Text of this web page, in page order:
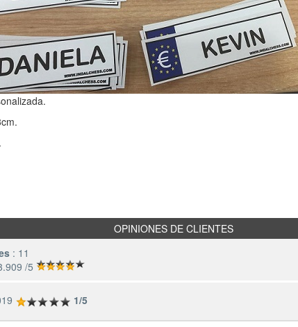
OPINIONES DE CLIENTES
: 11
/5
1/5